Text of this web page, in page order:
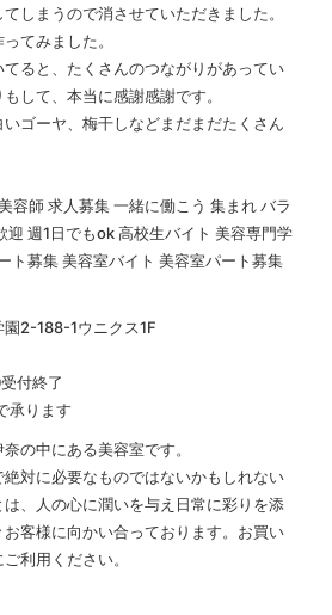
しまうので消させていただきました。
てみました。
ると、たくさんのつながりがあってい
して、本当に感謝感謝です。
ゴーヤ、梅干しなどまだまだたくさん
容師 求人募集 一緒に働こう 集まれ バラ
迎 週1日でもok 高校生バイト 美容専門学
募集 美容室バイト 美容室パート募集
2-188-1ウニクス1F
付終了
承ります
の中にある美容室です。
対に必要なものではないかもしれない
、人の心に潤いを与え日常に彩りを添
客様に向かい合っております。お買い
利用ください。